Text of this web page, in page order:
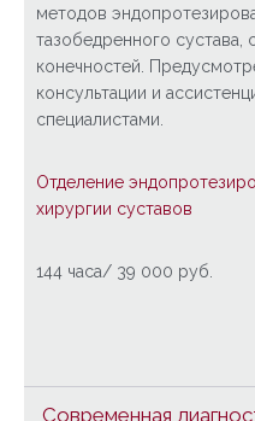
методов
тазобедренного сустава,
конечностей.
консультации и
специалистами.
Отделение
хирургии суставов
144 часа/ 39 000 руб.
Современная